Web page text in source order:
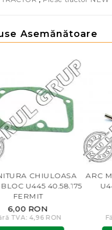
Asemănătoare
CHIULOASA
U445 40.58.175
FERMIT
6,00 RON
TVA: 4,96 RON
ARC